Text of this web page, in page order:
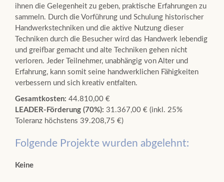
ihnen die Gelegenheit zu geben, praktische Erfahrungen zu
sammeln. Durch die Vorführung und Schulung historischer
Handwerkstechniken und die aktive Nutzung dieser
Techniken durch die Besucher wird das Handwerk lebendig
und greifbar gemacht und alte Techniken gehen nicht
verloren. Jeder Teilnehmer, unabhängig von Alter und
Erfahrung, kann somit seine handwerklichen Fähigkeiten
verbessern und sich kreativ entfalten.
Gesamtkosten: 44.810,00 €
LEADER-Förderung (70%): 31.367,00 € (inkl. 25%
Toleranz höchstens 39.208,75 €)
Folgende Projekte wurden abgelehnt:
Keine